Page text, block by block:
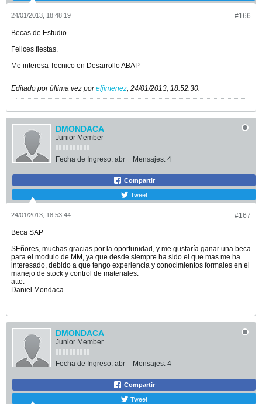
#166
24/01/2013, 18:48:19
Becas de Estudio
Felices fiestas.
Me interesa Tecnico en Desarrollo ABAP
Editado por última vez poreljimenez; 24/01/2013, 18:52:30.
DMONDACA
Junior Member
Fecha de Ingreso: abr Mensajes: 4
Compartir
Tweet
#167
24/01/2013, 18:53:44
Beca SAP
SEñores, muchas gracias por la oportunidad, y me gustaría ganar una beca
para el modulo de MM, ya que desde siempre ha sido el que mas me ha
interesado, debido a que tengo experiencia y conocimientos formales en el
manejo de stock y control de materiales.
atte.
Daniel Mondaca.
DMONDACA
Junior Member
Fecha de Ingreso: abr Mensajes: 4
Compartir
Tweet